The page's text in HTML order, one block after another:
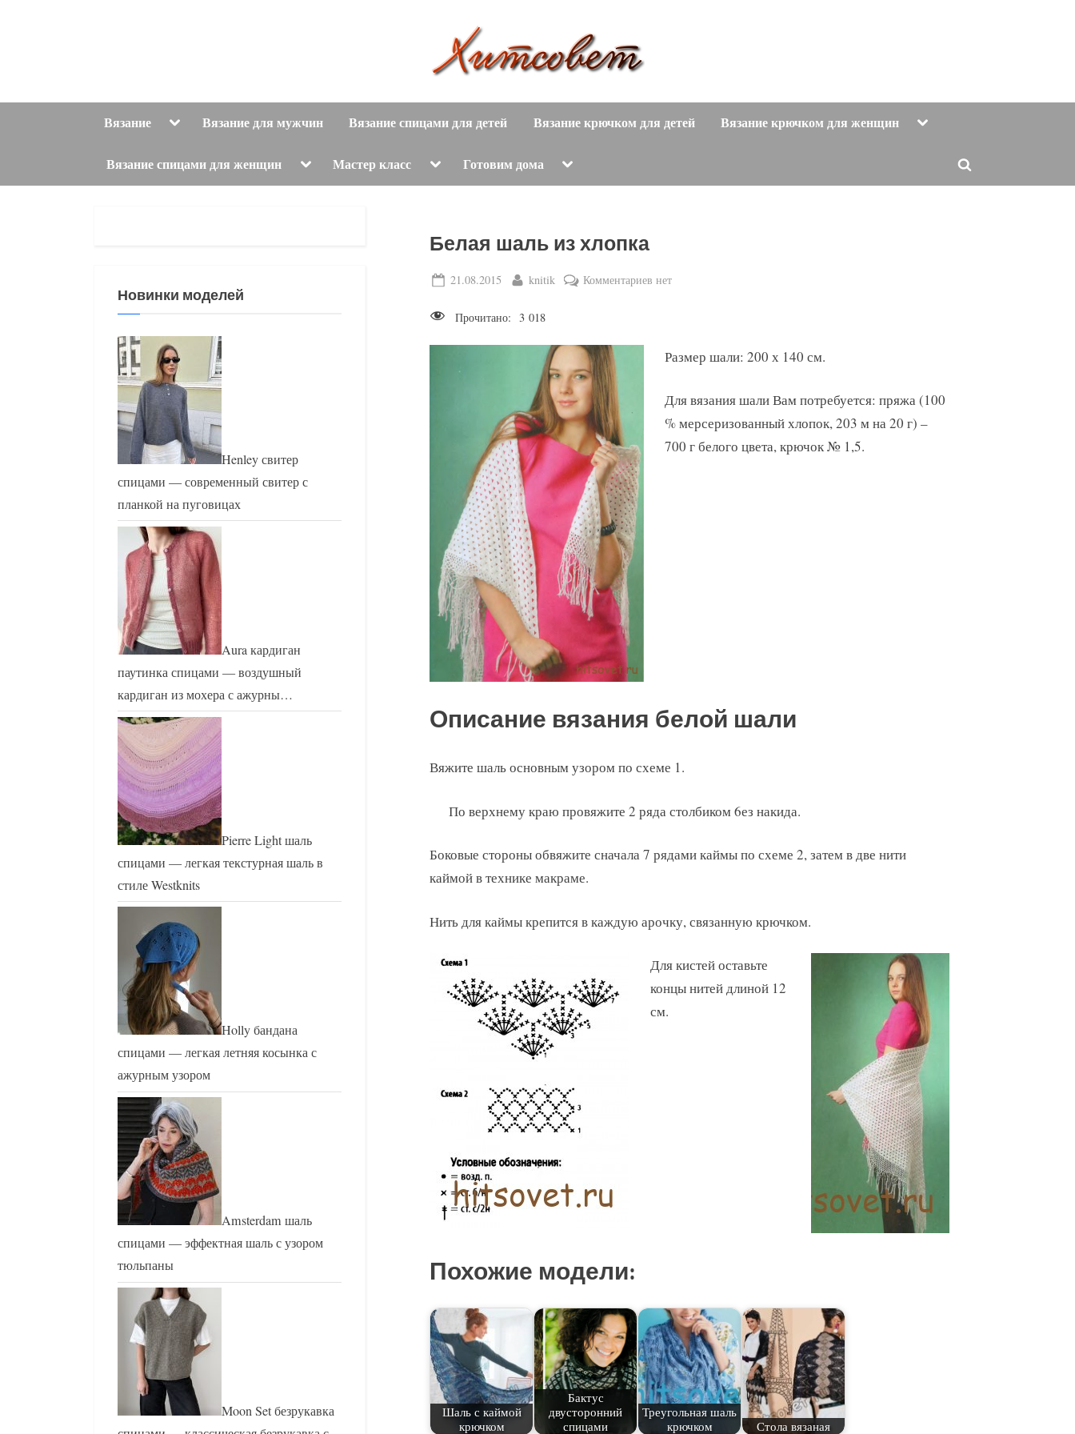
и
т
о
в
е
т
вязание
с
описанием
и
Вязание ToggleВязание для мужчин Вязание спицами для детей Вязание крючком для детей Вязание крючком для женщин Toggle
Вязание спицами для женщин Toggle
menu
Мастер класс Toggle
menu
Готовим дома Toggle
menu
Toggle
Белая шаль из хлопка
Posted
21.08.2015 By
knitik Комментариев кнет
Прочитано: 3 018
Размер шали: 200 х 140 см.
Для вязания шали Вам потребуется: пряжа (100
% мерсеризованный хлопок, 203 м на 20 г) –
700 г белого цвета, крючок № 1,5.
Описание вязания белой шали
Вяжите шаль основным узором по схеме 1.
По верхнему краю провяжите 2 ряда столбиком 6ез накида.
Боковые стороны обвяжите сначала 7 рядами каймы по схеме 2, затем в две нити
каймой в технике макраме.
Нить для каймы крепится в каждую арочку, связанную крючком.
Для кистей оставьте
концы нитей длиной 12
см.
Похожие модели:
Шаль с каймой
крючком
Бактус
двусторонний
спицами
Треугольная шаль
крючком
Стола вязаная
Новинки моделей
Henley свитер
спицами — современный свитер с
планкой на пуговицах
Aura кардиган
паутинка спицами — воздушный
кардиган из мохера с ажурны…
Pierre Light шаль
спицами — легкая текстурная шаль в
стиле Westknits
Holly бандана
спицами — легкая летняя косынка с
ажурным узором
Amsterdam шаль
спицами — эффектная шаль с узором
тюльпаны
Moon Set безрукавка